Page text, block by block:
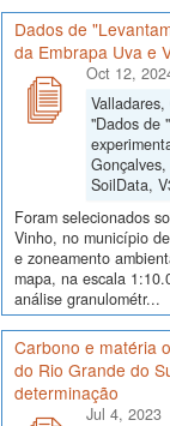
Dados de
da Embrapa Uva e
Oct 12,
"Dados de
Gonçalves,
SoilData,
Foram selecionados
Vinho, no município
e zoneamento
mapa, na escala
análise granulométr...
Carbono e matéria
do Rio Grande do
determinação
Jul 4, 2023